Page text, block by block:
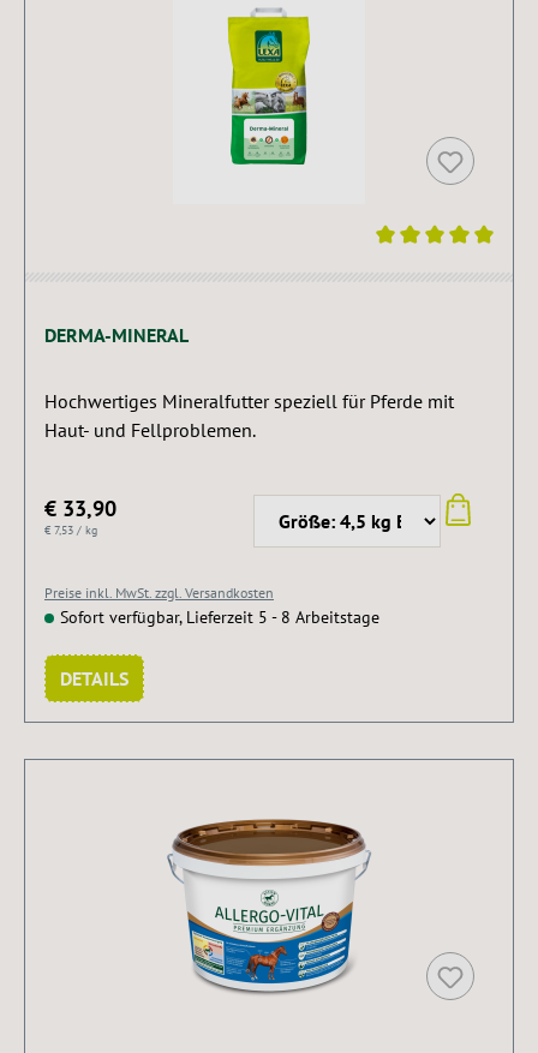
DERMA-MINERAL
Hochwertiges Mineralfutter speziell für Pferde mit
Haut- und Fellproblemen.
€ 33,90
€ 7,53 / kg
Preise inkl. MwSt. zzgl. Versandkosten
Sofort verfügbar, Lieferzeit 5 - 8 Arbeitstage
DETAILS